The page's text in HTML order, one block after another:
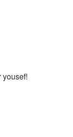
yousef!